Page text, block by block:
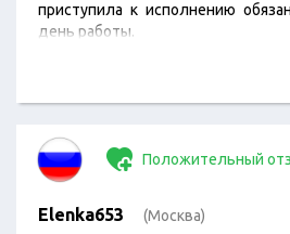
приступила к исполнению
день работы.
Положительный
Elenka653 (Москва)